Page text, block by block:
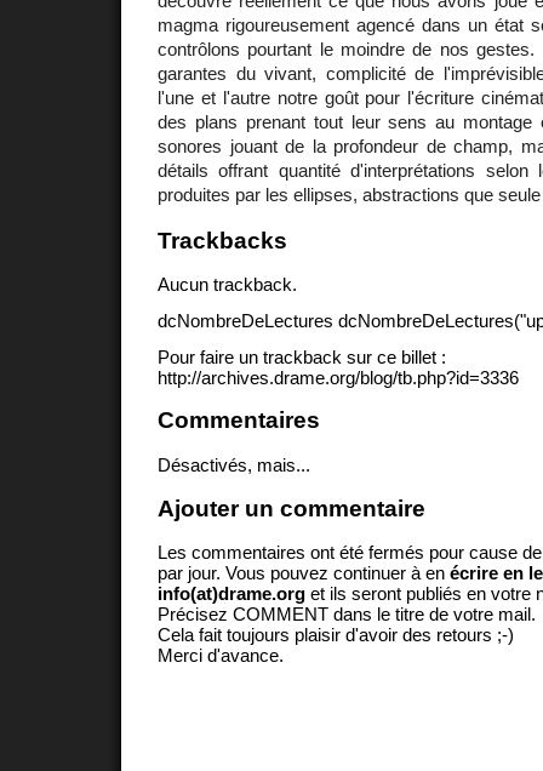
magma rigoureusement agencé dans un état
contrôlons pourtant le moindre de nos
garantes du vivant, complicité de
l'une et l'autre notre goût pour l'écriture
des plans prenant tout leur sens au montage
sonores jouant de la profondeur de champ,
détails offrant quantité d'interprétations selon
produites par les ellipses, abstractions que
Trackbacks
Aucun trackback.
dcNombreDeLectures
Pour faire un trackback sur ce billet :
http://archives.drame.org/blog/tb.php?id=3336
Commentaires
Désactivés, mais...
Ajouter un commentaire
Les commentaires ont été fermés pour cause
par jour. Vous pouvez continuer à en écrire en
info(at)drame.org et ils seront publiés en votre
Précisez COMMENT dans le titre de votre mail.
Cela fait toujours plaisir d'avoir des retours ;-)
Merci d'avance.